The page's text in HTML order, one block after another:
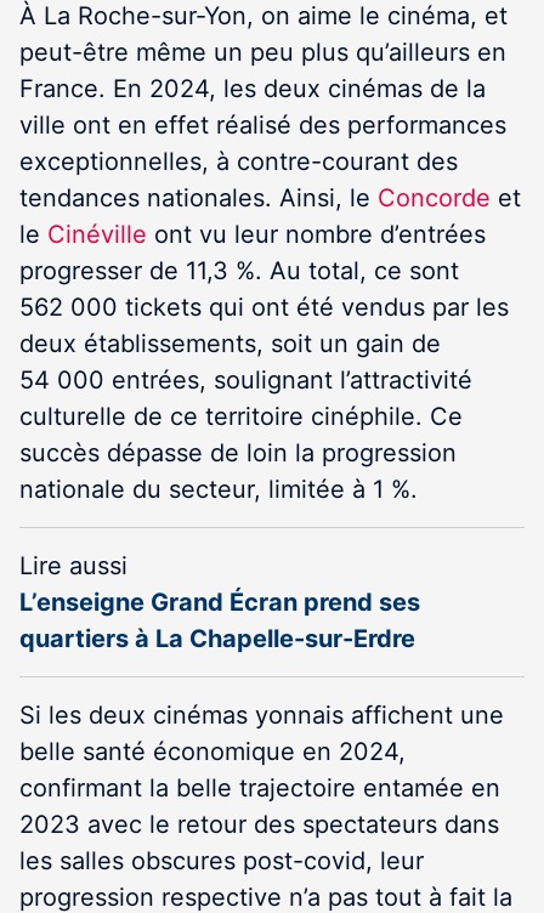
À La Roche-sur-Yon, on aime le cinéma, et
peut-être même un peu plus qu’ailleurs en
France. En 2024, les deux cinémas de la
ville ont en effet réalisé des performances
exceptionnelles, à contre-courant des
tendances nationales. Ainsi, le Concorde et
le Cinéville ont vu leur nombre d’entrées
progresser de 11,3 %. Au total, ce sont
562 000 tickets qui ont été vendus par les
deux établissements, soit un gain de
54 000 entrées, soulignant l’attractivité
culturelle de ce territoire cinéphile. Ce
succès dépasse de loin la progression
nationale du secteur, limitée à 1 %.
Lire aussi
L’enseigne Grand Écran prend ses
quartiers à La Chapelle-sur-Erdre
Si les deux cinémas yonnais affichent une
belle santé économique en 2024,
confirmant la belle trajectoire entamée en
2023 avec le retour des spectateurs dans
les salles obscures post-covid, leur
progression respective n’a pas tout à fait la